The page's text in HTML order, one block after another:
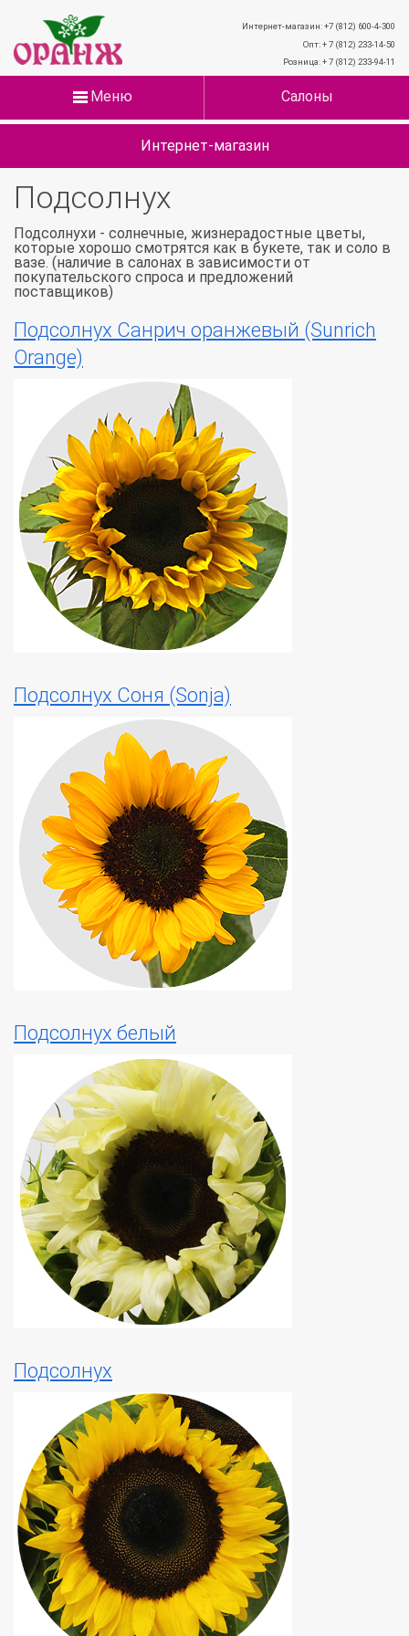
Интернет-магазин: +7 (812) 600-4-300
Опт: + 7 (812) 233-14-50
Розница: + 7 (812) 233-94-11
Меню Салоны
Интернет-магазин
Подсолнух
Подсолнухи - солнечные, жизнерадостные цветы,
которые хорошо смотрятся как в букете, так и соло в
вазе. (наличие в салонах в зависимости от
покупательского спроса и предложений
поставщиков)
Подсолнух Санрич оранжевый (Sunrich
Orange)
Подсолнух Соня (Sonja)
Подсолнух белый
Подсолнух